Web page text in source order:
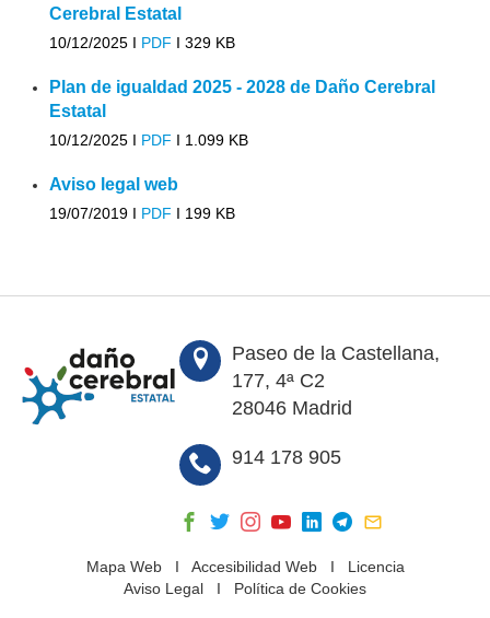
Cerebral Estatal
10/12/2025 I PDF I 329 KB
Plan de igualdad 2025 - 2028 de Daño Cerebral
Estatal
10/12/2025 I PDF I 1.099 KB
Aviso legal web
19/07/2019 I PDF I 199 KB
Paseo de la Castellana,
177, 4ª C2
28046 Madrid
914 178 905
Mapa WebI Accesibilidad WebI Licencia
Aviso Legal I Política de Cookies